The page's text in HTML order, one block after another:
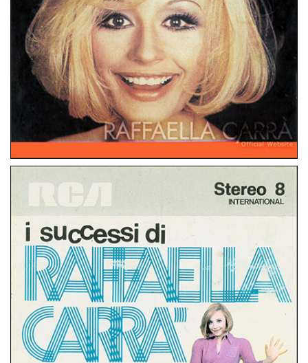
STEREO 8 ITALIA
SCATOLA A SORPRESA